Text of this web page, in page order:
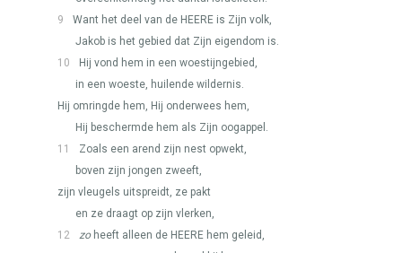
9
Want het deel van de HEERE is Zijn volk,
Jakob is het gebied dat Zijn eigendom is.
10
Hij vond hem in een woestijngebied,
in een woeste, huilende wildernis.
Hij omringde hem, Hij onderwees hem,
Hij beschermde hem als Zijn oogappel.
11
Zoals een arend zijn nest opwekt,
boven zijn jongen zweeft,
zijn vleugels uitspreidt, ze pakt
en ze draagt op zijn vlerken,
12
zoheeft alleen de HEERE hem geleid,